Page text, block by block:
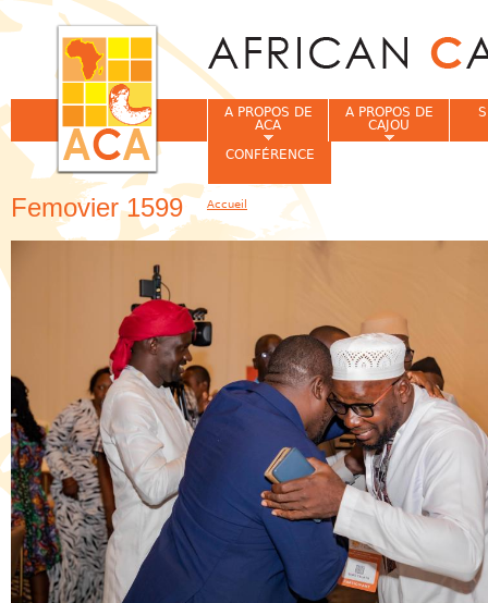
Femovier 1599
A PROPOS DE
ACA
A PROPOS DE
CAJOU
CONFÉRENCE
Vous êtes ici
Accueil